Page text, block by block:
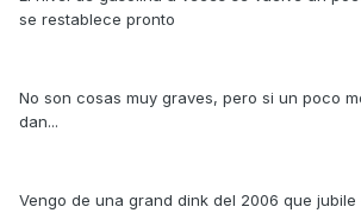
se restablece pronto
No son cosas muy graves, pero si un poco
dan...
Vengo de una grand dink del 2006 que jubile